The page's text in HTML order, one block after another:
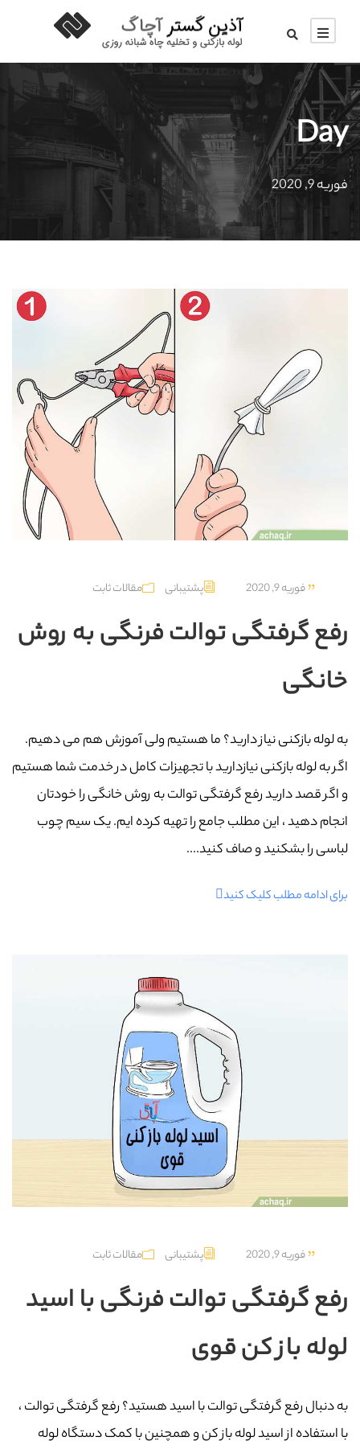
Day
فوریه 9, 2020
فوریه 9, 2020 پشتیبانی مقالات ثابت
رفع گرفتگی توالت فرنگی به روش
خانگی
به لوله بازکنی نیاز دارید؟ ما هستیم ولی آموزش هم می دهیم.
اگر به لوله بازکنی نیازدارید با تجهیزات کامل در خدمت شما هستیم
و اگر قصد دارید رفع گرفتگی توالت به روش خانگی را خودتان
انجام دهید ، این مطلب جامع را تهیه کرده ایم. یک سیم چوب
لباسی را بشکنید و صاف کنید....
برای ادامه مطلب کلیک کنید
فوریه 9, 2020 پشتیبانی مقالات ثابت
رفع گرفتگی توالت فرنگی با اسید
لوله باز کن قوی
به دنبال رفع گرفتگی توالت با اسید هستید؟ رفع گرفتگی توالت ،
با استفاده از اسید لوله باز کن و همچنین با کمک دستگاه لوله